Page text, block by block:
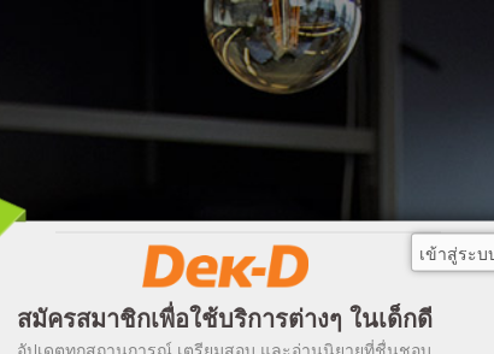
สมัครสมาชิกเพื่อใช้บริการต่างๆ ในเด็กดี
อัปเดตทุกสถานการณ์ เตรียมสอบ และอ่านนิยายที่ชื่นชอบ
เข้าสู่ระบ